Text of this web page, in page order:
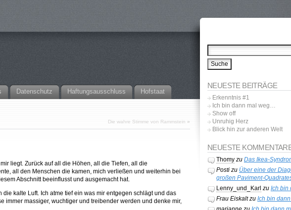
Datenschutz Haftungsausschluss Hofstaat
Die wahre Stimme von Rammstein »
liegt. Zurück auf all die Höhen, all die Tiefen, all die
all den Menschen die kamen, mich verließen und weiterhin bei
Abschnitt beeinflusst und ausgemacht hat.
kalte Luft. Ich atme tief ein was mir entgegen schlägt und das
immer massiger, wuchtiger und treibender werden und denke mir,
NEUESTE BEITRÄGE
Erkenntnis #1
Ich bin dann mal weg…
Show off
Unruhig Herz
Blick hin zur anderen Welt
NEUESTE
Thomyzu Das Ikea-
Postizu Über eine der
großen Paviment-
Lenny_und_Karl zu Ich bin
Frau Eiskaltzu Ich bin